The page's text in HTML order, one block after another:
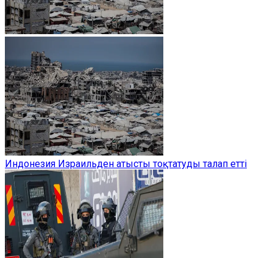
Индонезия Израильден атысты тоқтатуды талап етті